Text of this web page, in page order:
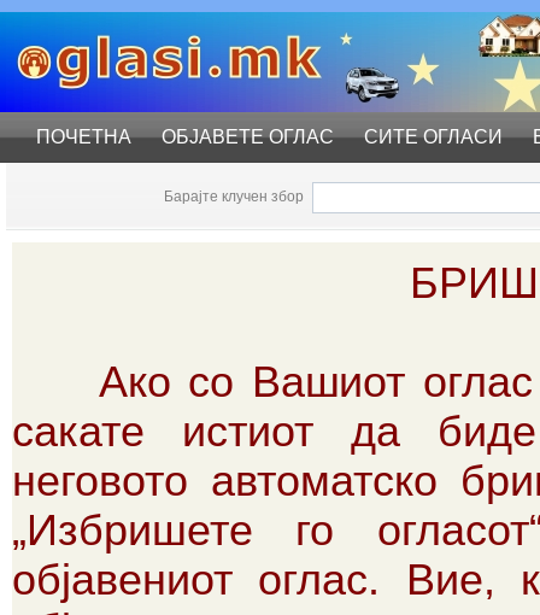
ПОЧЕТНА ОБЈАВЕТЕ ОГЛАС СИТЕ ОГЛАСИ
Барајте клучен збор
Ако со Вашиот оглас
сакате истиот да
неговото автоматско
„Избришете го
објавениот оглас. Вие,